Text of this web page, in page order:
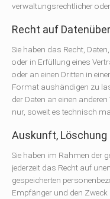
verwaltungsrechtlicher
Recht auf
Sie haben das Recht,
oder in Erfüllung eines
oder an einen Dritten in
Format aushändigen zu
der Daten an einen
nur, soweit es technisch
Auskunft, Löschung
Sie haben im Rahmen der
jederzeit das Recht auf
gespeicherten
Empfänger und den